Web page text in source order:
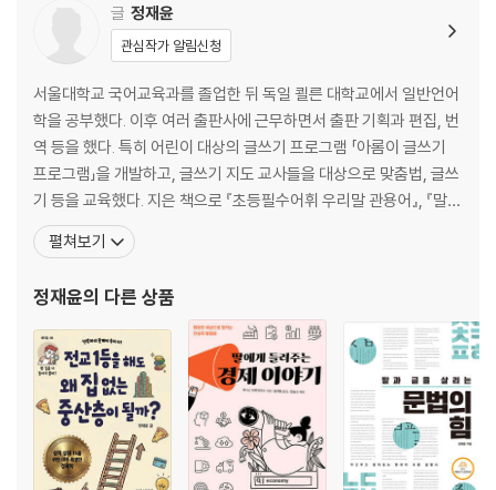
3장. 아름다운 사람
결초보은(結草報恩) | 관포지교(管鮑之交) | 금상첨화(錦上添花) | 동
병상련(同病相憐)
명경지수(明鏡止水) | 문경지교(刎頸之交) | 반포지효(反哺之孝) | 살
신성인(殺身成仁)
죽마고우(竹馬故友) | 지음(知音)
4장. 뛰어난 사람
괄목상대(刮目相對) | 군계일학(群鷄一鶴) | 낭중지추(囊中之錐) | 백
미(白眉)
백발백중(百發百中) | 완벽(完璧) | 인자무적(仁者無敵) | 천리안(千
천의무봉(天衣無縫) | 호연지기(浩然之氣)
5장. 어리석은 사람
글 정재윤
관심작가 알림신청
서울대학교 국어교육과를 졸업한 뒤 독일 쾰른 대학교에서 일반언어
학을 공부했다. 이후 여러 출판사에 근무하면서 출판 기획과 편집, 번
역 등을 했다. 특히 어린이 대상의 글쓰기 프로그램 「아롬이 글쓰기
프로그램」을 개발하고, 글쓰기 지도 교사들을 대상으로 맞춤법, 글쓰
기 등을 교육했다. 지은 책으로 『초등필수어휘 우리말 관용어』, 『말과
글을 살리는 문법의 힘』, 『영화 즐기기』, 『틀리기 쉬운 우리말 바로 쓰
기』, 『14살에 시작하는 처음 심리학』 등이 있고, 옮긴 책으로 『쓸모없
버린 소년, 벤저민 프랭클린
펼쳐보기
정재윤의 다른 상품